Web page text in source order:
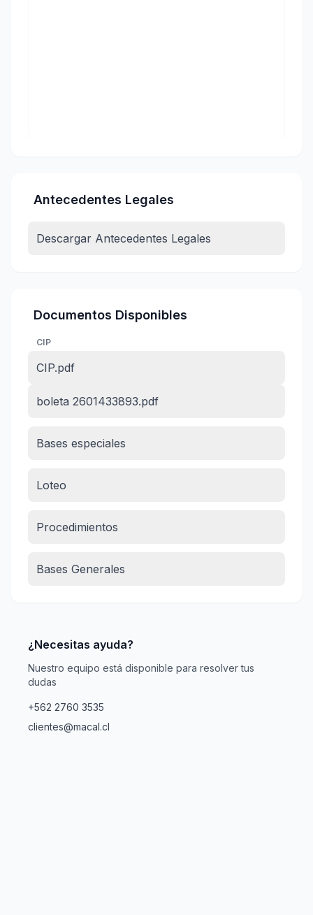
Antecedentes Legales
Descargar Antecedentes Legales
Documentos Disponibles
CIP
CIP.pdf
boleta 2601433893.pdf
Bases especiales
Loteo
Procedimientos
Bases Generales
¿Necesitas ayuda?
Nuestro equipo está disponible para resolver tus
dudas
+562 2760 3535
clientes@macal.cl